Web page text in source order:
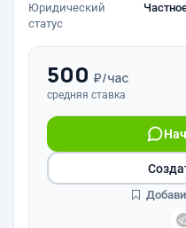
Юридический
статус
500 ₽/час
средняя ставка